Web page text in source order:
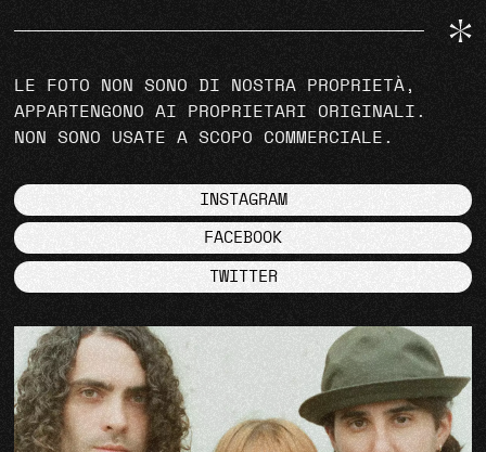
LE FOTO NON SONO DI NOSTRA PROPRIETÀ,
APPARTENGONO AI PROPRIETARI ORIGINALI.
NON SONO USATE A SCOPO COMMERCIALE.
INSTAGRAM
FACEBOOK
TWITTER